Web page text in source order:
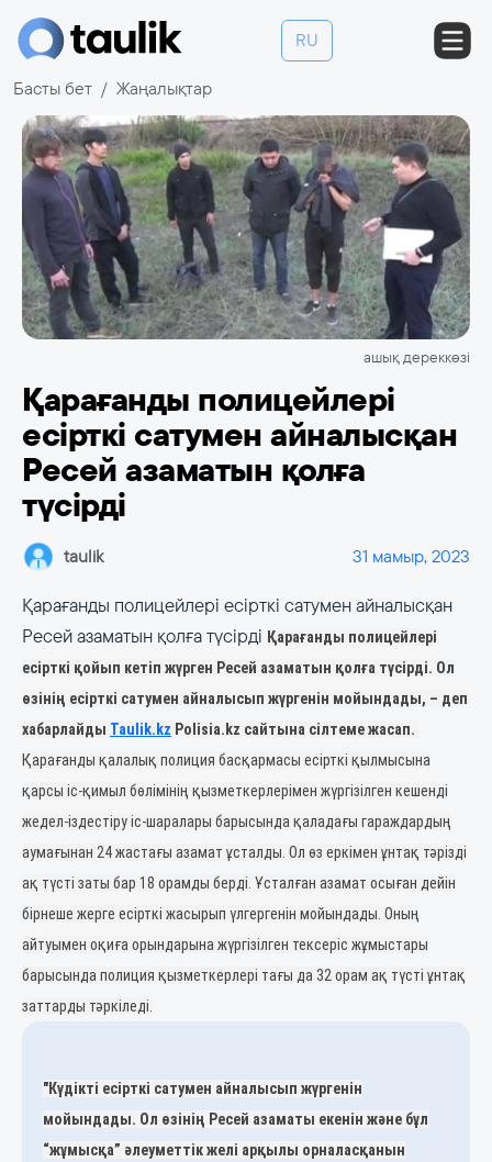
RU
Басты бет Жаңалықтар
ашық дереккөзі
Қарағанды полицейлері
есірткі сатумен айналысқан
Ресей азаматын қолға
түсірді
taulik 31 мамыр, 2023
Қарағанды полицейлері есірткі сатумен айналысқан
Ресей азаматын қолға түсірді Қарағанды полицейлері
есірткі қойып кетіп жүрген Ресей азаматын қолға түсірді. Ол
өзінің есірткі сатумен айналысып жүргенін мойындады, – деп
хабарлайды Taulik.kz Polisia.kz сайтына сілтеме жасап.
Қарағанды қалалық полиция басқармасы есірткі қылмысына
қарсы іс-қимыл бөлімінің қызметкерлерімен жүргізілген кешенді
жедел-іздестіру іс-шаралары барысында қаладағы гараждардың
аумағынан 24 жастағы азамат ұсталды. Ол өз еркімен ұнтақ тәрізді
ақ түсті заты бар 18 орамды берді. Ұсталған азамат осыған дейін
бірнеше жерге есірткі жасырып үлгергенін мойындады. Оның
айтуымен оқиға орындарына жүргізілген тексеріс жұмыстары
барысында полиция қызметкерлері тағы да 32 орам ақ түсті ұнтақ
заттарды тәркіледі.
"Күдікті есірткі сатумен айналысып жүргенін
мойындады. Ол өзінің Ресей азаматы екенін және бұл
“жұмысқа” әлеуметтік желі арқылы орналасқанын